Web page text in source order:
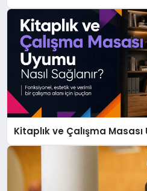
Kitaplık ve Çalışma Masası